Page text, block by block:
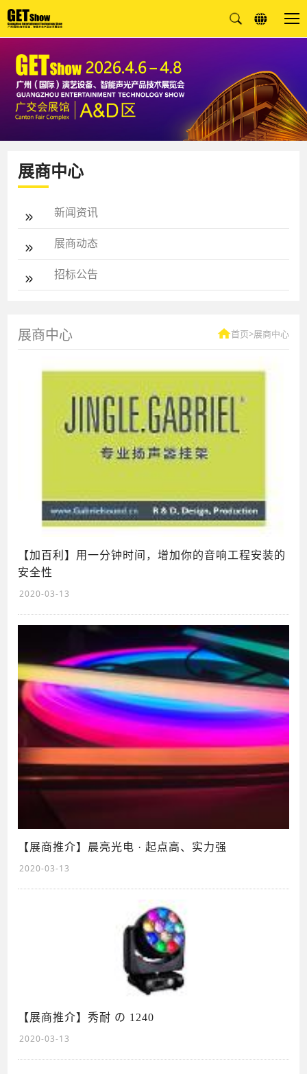
展商中心
新闻资讯
展商动态
招标公告
展商中心 首页>展商中心
【加百利】用一分钟时间，增加你的音响工程安装的
安全性
2020-03-13
【展商推介】晨亮光电 · 起点高、实力强
2020-03-13
【展商推介】秀耐 の 1240
2020-03-13